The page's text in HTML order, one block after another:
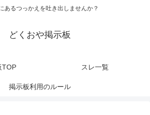
あるつっかえを吐き出しませんか？
どくおや掲示板
TOP スレ一覧
掲示板利用のルール